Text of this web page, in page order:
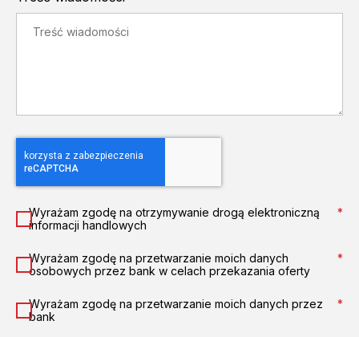
Wyrażam zgodę na otrzymywanie drogą elektroniczną
informacji handlowych
*
Wyrażam zgodę na przetwarzanie moich danych
osobowych przez bank w celach przekazania oferty
*
Wyrażam zgodę na przetwarzanie moich danych przez
bank
*